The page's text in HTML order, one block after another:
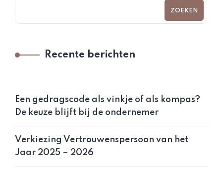
ZOEKEN
Recente berichten
Een gedragscode als vinkje of als kompas?
De keuze blijft bij de ondernemer
Verkiezing Vertrouwenspersoon van het
Jaar 2025 – 2026